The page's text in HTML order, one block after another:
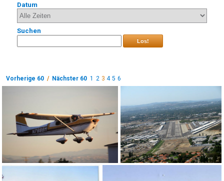
Datum
Suchen
Los!
Vorherige 60 / Nächster 60 1 2 3 4 5 6